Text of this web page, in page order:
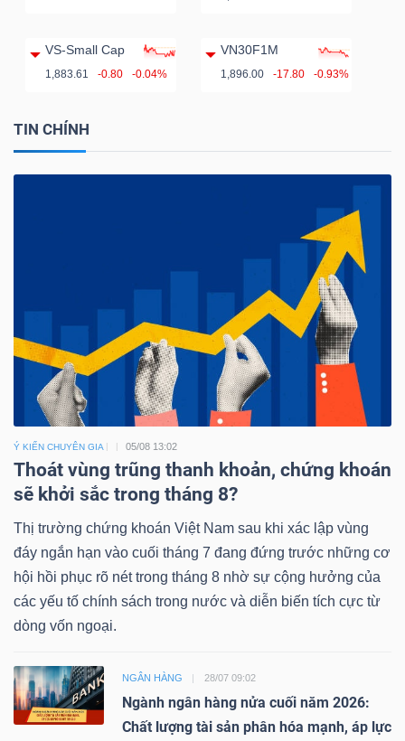
VS-Small Cap
1,883.61 -0.80 -0.04%
VN30F1M
1,896.00 -17.80 -0.93%
TIN CHÍNH
Ý KIẾN CHUYÊN GIA 05/08 13:02
Thoát vùng trũng thanh khoản, chứng khoán
sẽ khởi sắc trong tháng 8?
Thị trường chứng khoán Việt Nam sau khi xác lập vùng
đáy ngắn hạn vào cuối tháng 7 đang đứng trước những cơ
hội hồi phục rõ nét trong tháng 8 nhờ sự cộng hưởng của
các yếu tố chính sách trong nước và diễn biến tích cực từ
dòng vốn ngoại.
NGÂN HÀNG 28/07 09:02
Ngành ngân hàng nửa cuối năm 2026:
Chất lượng tài sản phân hóa mạnh, áp lực